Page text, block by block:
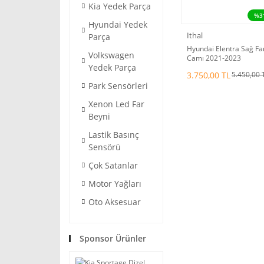
Kia Yedek Parça
Hyundai Yedek
Parça
Volkswagen
Yedek Parça
Park Sensörleri
Xenon Led Far
Beyni
Lastik Basınç
Sensörü
Çok Satanlar
Motor Yağları
Oto Aksesuar
Sponsor Ürünler
İthal
Hyundai Elentra Sağ
Camı 2021-2023
3.750,00 TL5.450,00